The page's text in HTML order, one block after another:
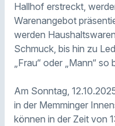
Hallhof erstreckt,
Warenangebot
werden
Schmuck, bis hin zu
„Frau“ oder „Mann“ so
Am Sonntag,
in der Memminger
können in der Zeit von